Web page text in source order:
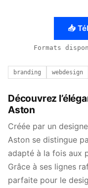
📥
Formats
branding webdesign
Découvrez
Aston
Créée par un
Aston se distingue
adapté à la fois aux
Grâce à ses lignes
parfaite pour le